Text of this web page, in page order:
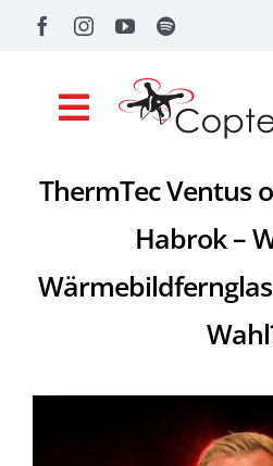
Toggle
Navigation
Shop
Drohnenförderung
Academy
ThermTec Ventus
Habrok –